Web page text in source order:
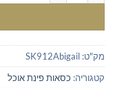
מק"ט: SK912Abigail
קטגוריה: כסאות פינת אוכל